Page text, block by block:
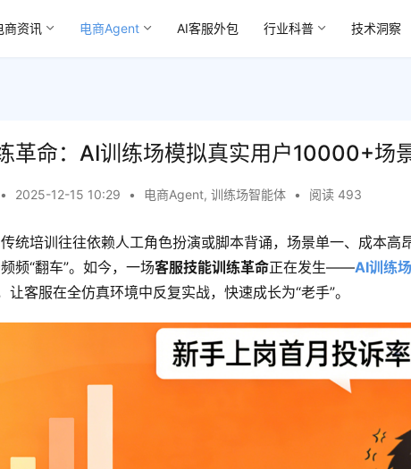
商资讯 电商Agent AI客服外包 行业科普 技术洞察
革命：AI训练场模拟真实用户10000+场
• 2025-12-15 10:29 • 电商Agent,训练场智能体 • 阅读 493
统培训往往依赖人工角色扮演或脚本背诵，场景单一、成本高
频“翻车”。如今，一场客服技能训练革命正在发生——AI训练
客服在全仿真环境中反复实战，快速成长为“老手”。